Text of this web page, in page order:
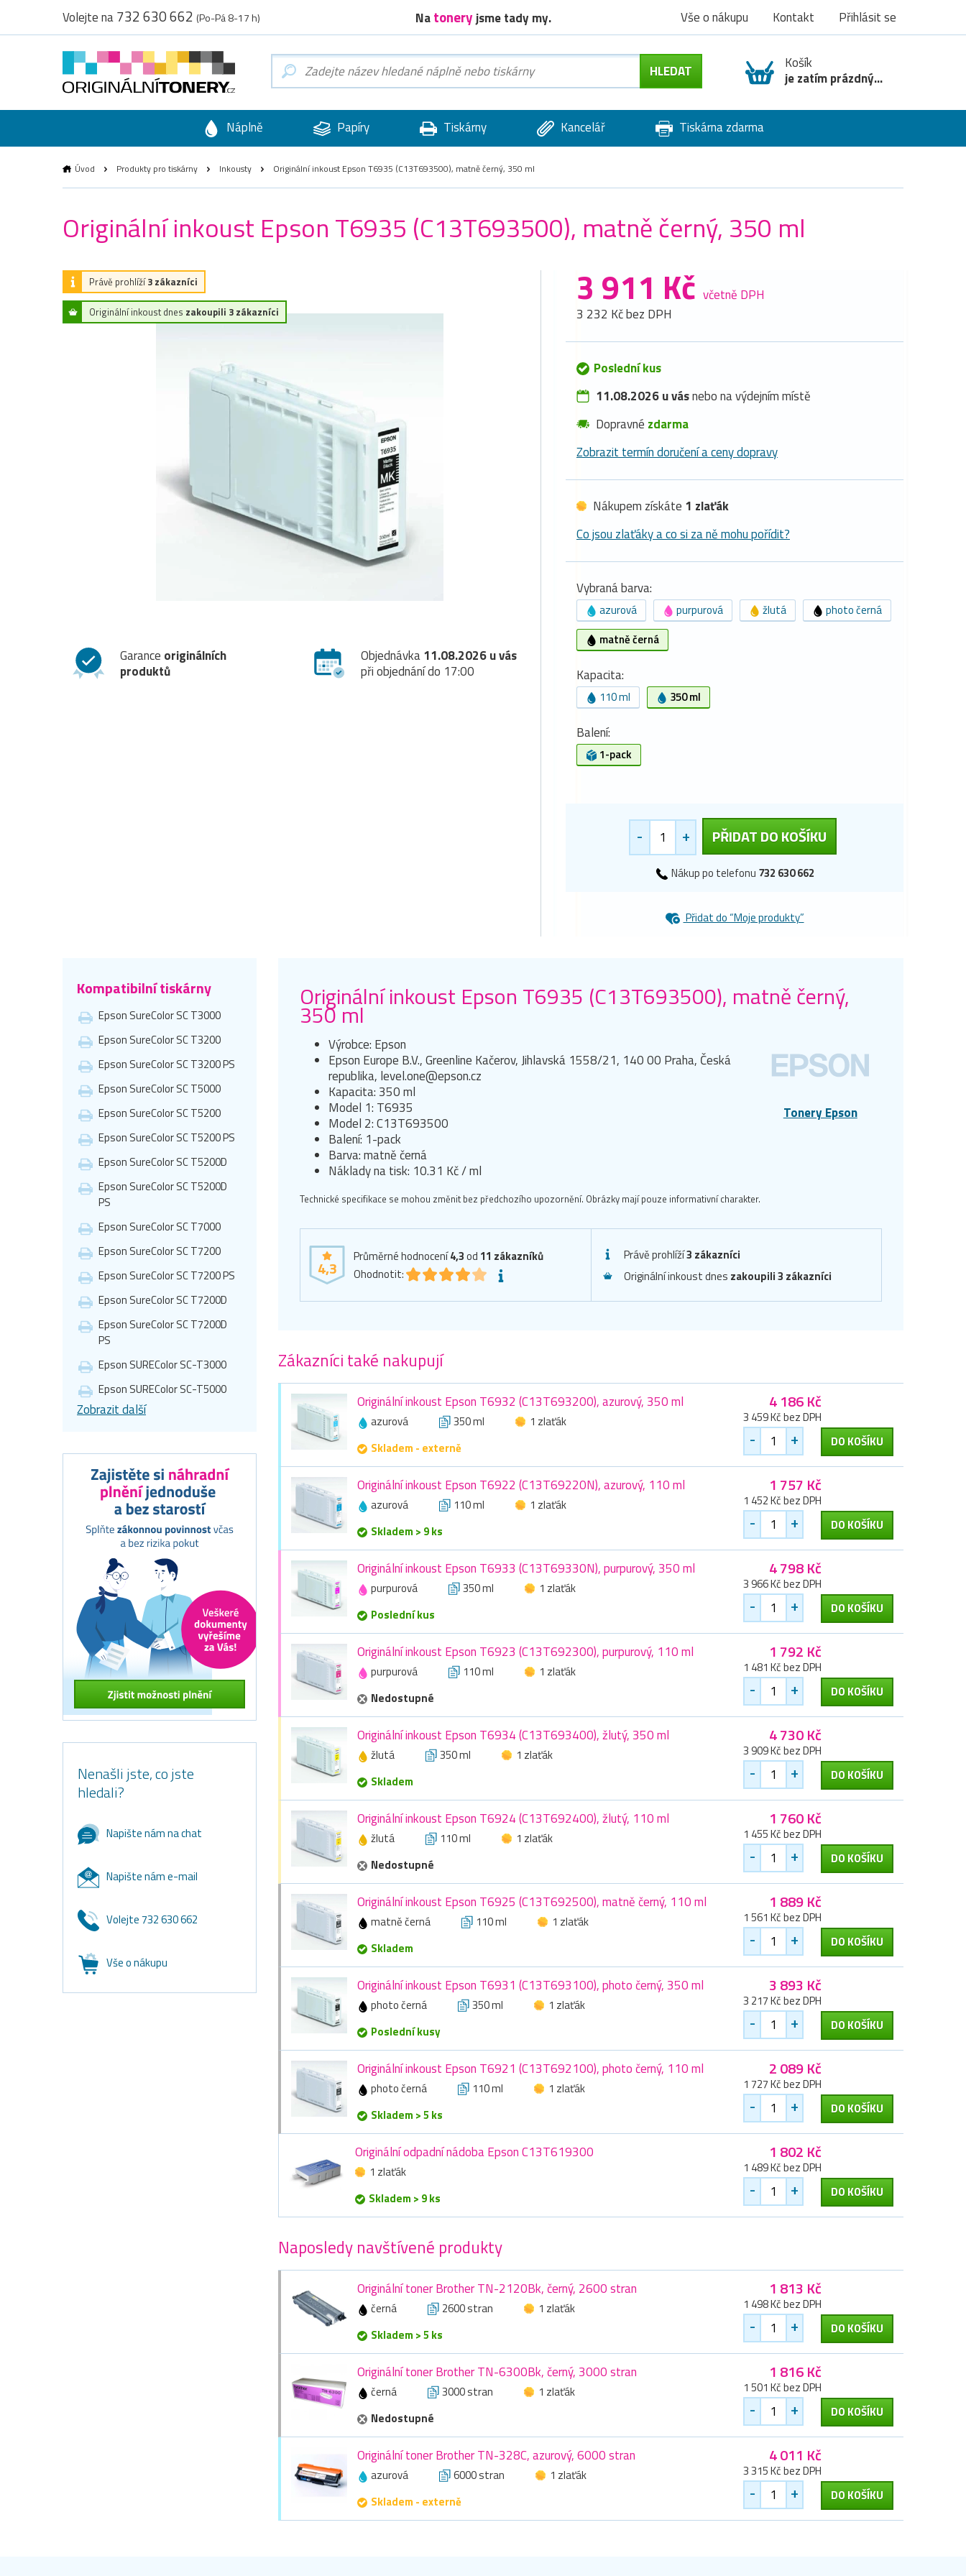
Volejte na732 630 662 (Po-Pá 8-17 h) Natoneryjsme tady my. Vše o nákupu Kontakt Přihlásit se
Košík
je zatím prázdný...
Náplně Papíry Tiskárny Kancelář Tiskárna zdarma
Úvod Produkty pro tiskárny Inkousty Originální inkoust Epson T6935 (C13T693500), matně černý, 350 ml
Originální inkoust Epson T6935 (C13T693500), matně černý, 350 ml
Právě prohlíží3 zákazníci
Originální inkoust dnes zakoupili 3 zákazníci
Garance originálních
produktů
Objednávka11.08.2026 u vás
při objednání do 17:00
3 911 Kč včetně DPH
3 232 Kč bez DPH
Poslední kus
11.08.2026 u vásnebo na výdejním místě
Dopravné zdarma
Zobrazit termín doručení a ceny dopravy
Nákupem získáte 1 zlaťák
Co jsou zlaťáky a co si za ně mohu pořídit?
Vybraná barva:
azurová purpurová žlutá
photo černá
matně černá
Kapacita:
110 ml 350 ml
Balení:
1-pack
- + PŘIDAT DO KOŠÍKU
Nákup po telefonu 732 630 662
Přidat do “Moje produkty”
Kompatibilní tiskárny
Epson SureColor SC T3000
Epson SureColor SC T3200
Epson SureColor SC T3200 PS
Epson SureColor SC T5000
Epson SureColor SC T5200
Epson SureColor SC T5200 PS
Epson SureColor SC T5200D
Epson SureColor SC T5200D
PS
Epson SureColor SC T7000
Epson SureColor SC T7200
Epson SureColor SC T7200 PS
Epson SureColor SC T7200D
Epson SureColor SC T7200D
PS
Epson SUREColor SC-T3000
Epson SUREColor SC-T5000
Zobrazit další
Nenašli jste, co jste
hledali?
Napište nám na chat
Napište nám e-mail
Volejte 732 630 662
Vše o nákupu
Originální inkoust Epson T6935 (C13T693500), matně černý,
350 ml
Tonery Epson
Výrobce: Epson
Epson Europe B.V., Greenline Kačerov, Jihlavská 1558/21, 140 00 Praha, Česká
republika, level.one@epson.cz
Kapacita: 350 ml
Model 1: T6935
Model 2: C13T693500
Balení: 1-pack
Barva: matně černá
Náklady na tisk: 10.31 Kč / ml
Technické specifikace se mohou změnit bez předchozího upozornění. Obrázky mají pouze informativní charakter.
4,3
Průměrné hodnocení4,3od 11 zákazníků
Ohodnotit:
Právě prohlíží3 zákazníci
Originální inkoust dnes zakoupili 3 zákazníci
Zákazníci také nakupují
Originální inkoust Epson T6932 (C13T693200), azurový, 350 ml
azurová 350 ml
1 zlaťák
Skladem - externě
4 186 Kč
3 459 Kč bez DPH
- + DO KOŠÍKU
Originální inkoust Epson T6922 (C13T69220N), azurový, 110 ml
azurová 110 ml
1 zlaťák
Skladem > 9 ks
1 757 Kč
1 452 Kč bez DPH
- + DO KOŠÍKU
Originální inkoust Epson T6933 (C13T69330N), purpurový, 350 ml
purpurová 350 ml
1 zlaťák
Poslední kus
4 798 Kč
3 966 Kč bez DPH
- + DO KOŠÍKU
Originální inkoust Epson T6923 (C13T692300), purpurový, 110 ml
purpurová 110 ml
1 zlaťák
Nedostupné
1 792 Kč
1 481 Kč bez DPH
- + DO KOŠÍKU
Originální inkoust Epson T6934 (C13T693400), žlutý, 350 ml
žlutá 350 ml
1 zlaťák
Skladem
4 730 Kč
3 909 Kč bez DPH
- + DO KOŠÍKU
Originální inkoust Epson T6924 (C13T692400), žlutý, 110 ml
žlutá 110 ml
1 zlaťák
Nedostupné
1 760 Kč
1 455 Kč bez DPH
- + DO KOŠÍKU
Originální inkoust Epson T6925 (C13T692500), matně černý, 110 ml
matně černá 110 ml
1 zlaťák
Skladem
1 889 Kč
1 561 Kč bez DPH
- + DO KOŠÍKU
Originální inkoust Epson T6931 (C13T693100), photo černý, 350 ml
photo černá 350 ml
1 zlaťák
Poslední kusy
3 893 Kč
3 217 Kč bez DPH
- + DO KOŠÍKU
Originální inkoust Epson T6921 (C13T692100), photo černý, 110 ml
photo černá 110 ml
1 zlaťák
Skladem > 5 ks
2 089 Kč
1 727 Kč bez DPH
- + DO KOŠÍKU
Originální odpadní nádoba Epson C13T619300
1 zlaťák
Skladem > 9 ks
1 802 Kč
1 489 Kč bez DPH
- + DO KOŠÍKU
Naposledy navštívené produkty
Originální toner Brother TN-2120Bk, černý, 2600 stran
černá 2600 stran
1 zlaťák
Skladem > 5 ks
1 813 Kč
1 498 Kč bez DPH
- + DO KOŠÍKU
Originální toner Brother TN-6300Bk, černý, 3000 stran
černá 3000 stran
1 zlaťák
Nedostupné
1 816 Kč
1 501 Kč bez DPH
- + DO KOŠÍKU
Originální toner Brother TN-328C, azurový, 6000 stran
azurová 6000 stran
1 zlaťák
Skladem - externě
4 011 Kč
3 315 Kč bez DPH
- + DO KOŠÍKU